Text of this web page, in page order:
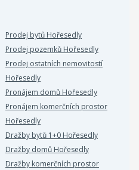
Prodej bytů Hořesedly
Prodej pozemků Hořesedly
Prodej ostatních nemovitostí
Hořesedly
Pronájem domů Hořesedly
Pronájem komerčních prostor
Hořesedly
Dražby bytů 1+0 Hořesedly
Dražby domů Hořesedly
Dražby komerčních prostor